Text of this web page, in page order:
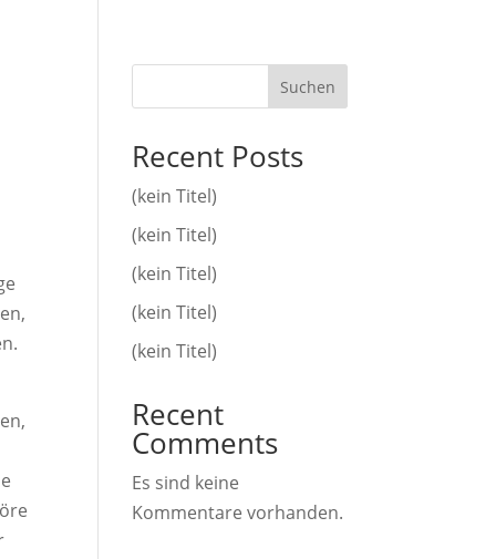
Suchen
Recent Posts
(kein Titel)
(kein Titel)
(kein Titel)
(kein Titel)
(kein Titel)
Recent
Comments
Es sind keine
Kommentare vorhanden.